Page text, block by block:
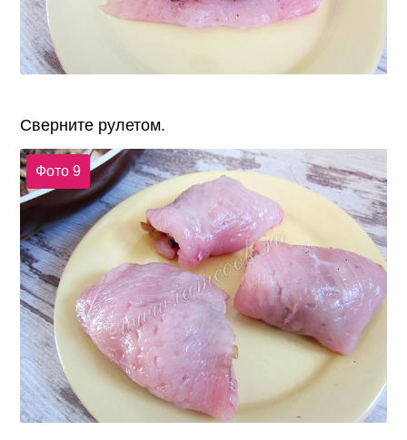
Сверните рулетом.
Фото 9